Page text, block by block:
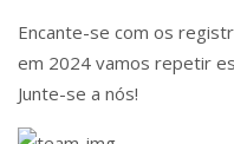
Encante-se com os
em 2024 vamos repetir
Junte-se a nós!